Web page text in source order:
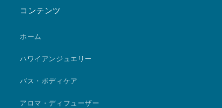
コンテンツ
ホーム
ハワイアンジュエリー
バス・ボディケア
アロマ・ディフューザー